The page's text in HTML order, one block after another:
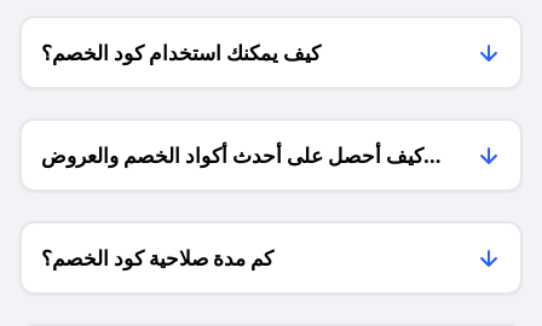
كيف يمكنك استخدام كود الخصم؟
كيف أحصل على أحدث أكواد الخصم والعروض
للمتاجر؟
كم مدة صلاحية كود الخصم؟